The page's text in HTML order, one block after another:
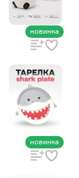
новинка
новинка